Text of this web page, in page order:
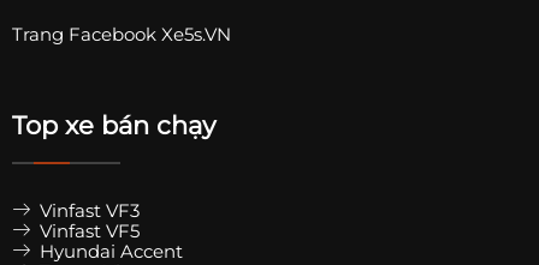
Trang Facebook Xe5s.VN
Top xe bán chạy
Vinfast VF3
Vinfast VF5
Hyundai Accent